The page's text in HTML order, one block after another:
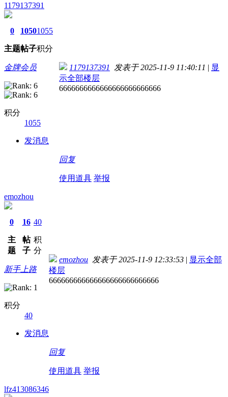
1179137391
0
主题
1050
帖子
1055
积分
金牌会员
积分
1055
发消息
1179137391 发表于 2025-11-9 11:40:11 | 显
示全部楼层
6666666666666666666666666
回复
使用道具 举报
emozhou
0
主
题
16
帖
子
40
积
分
新手上路
积分
40
发消息
emozhou 发表于 2025-11-9 12:33:53 | 显示全部
楼层
666666666666666666666666666
回复
使用道具 举报
lfz413086346